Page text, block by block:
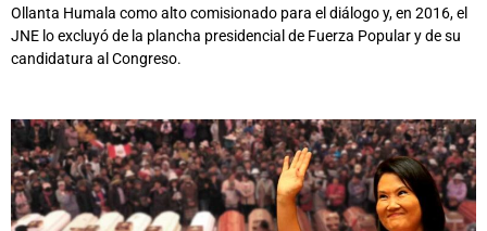
Ollanta Humala como alto comisionado para el diálogo y, en 2016, el
JNE lo excluyó de la plancha presidencial de Fuerza Popular y de su
candidatura al Congreso.